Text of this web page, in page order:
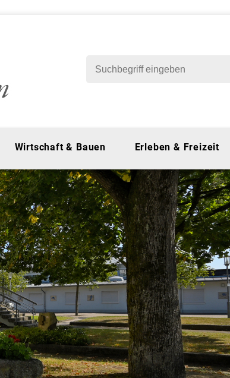
Wirtschaft & Bauen Erleben & Freizeit